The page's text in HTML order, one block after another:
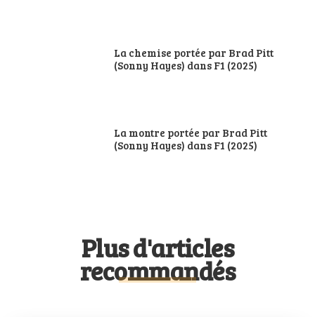
La chemise portée par Brad Pitt
(Sonny Hayes) dans F1 (2025)
La montre portée par Brad Pitt
(Sonny Hayes) dans F1 (2025)
Plus d'articles
recommandés